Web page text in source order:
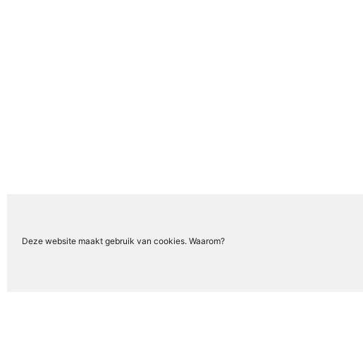
Deze website maakt gebruik van cookies. Waarom?